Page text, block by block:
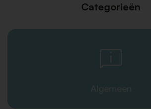
Categorieën
Algemeen